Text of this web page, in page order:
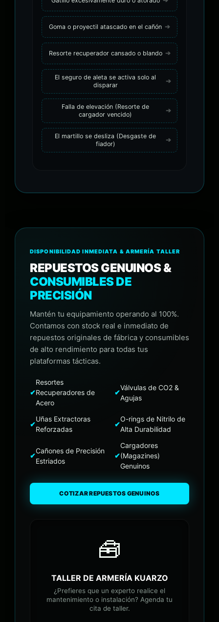
Goma o proyectil atascado en el cañón
Resorte recuperador cansado o blando
El seguro de aleta se activa solo al
disparar
Falla de elevación (Resorte de
cargador vencido)
El martillo se desliza (Desgaste de
fiador)
DISPONIBILIDAD INMEDIATA & ARMERÍA TALLER
REPUESTOS GENUINOS &
CONSUMIBLES DE
PRECISIÓN
Mantén tu equipamiento operando al 100%.
Contamos con stock real e inmediato de
repuestos originales de fábrica y consumibles
de alto rendimiento para todas tus
plataformas tácticas.
✔
Resortes
Recuperadores de
Acero
✔
Válvulas de CO2 &
Agujas
✔
Uñas Extractoras
Reforzadas
✔
O-rings de Nitrilo de
Alta Durabilidad
✔
Cañones de Precisión
Estriados
✔
Cargadores
(Magazines)
Genuinos
COTIZAR REPUESTOS GENUINOS
🧰
TALLER DE ARMERÍA KUARZO
¿Prefieres que un experto realice el
mantenimiento o instalación? Agenda tu
cita de taller.